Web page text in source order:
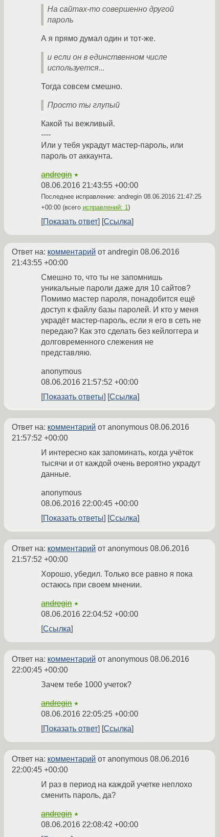
На сайтах-то совершенно другой
пароль
А я прямо думал один и тот-же.
и если он в единственном числе
используется...
Тогда совсем смешно.
Просто ты глупый
Какой ты вежливый.
----
Или у тебя украдут мастер-пароль, или
пароль от аккаунта.
andregin ★
08.06.2016 21:43:55 +00:00
Последнее исправление: andregin 08.06.2016 21:47:25
+00:00 (всего исправлений: 1)
Показать ответ Ссылка
Ответ на: комментарий от andregin 08.06.2016
21:43:55 +00:00
Смешно то, что ты не запомнишь
уникальные пароли даже для 10 сайтов?
Помимо мастер пароля, понадобится ещё
доступ к файлу базы паролей. И кто у меня
украдёт мастер-пароль, если я его в сеть не
передаю? Как это сделать без кейлоггера и
долговременного слежения не
представляю.
anonymous
08.06.2016 21:57:52 +00:00
Показать ответы
Ссылка
Ответ на: комментарий от anonymous 08.06.2016
21:57:52 +00:00
И интересно как запоминать, когда учёток
тысячи и от каждой очень вероятно украдут
данные.
anonymous
08.06.2016 22:00:45 +00:00
Показать ответы
Ссылка
Ответ на: комментарий от anonymous 08.06.2016
21:57:52 +00:00
Хорошо, убедил. Только все равно я пока
остаюсь при своем мнении.
andregin ★
08.06.2016 22:04:52 +00:00
Ссылка
Ответ на: комментарий от anonymous 08.06.2016
22:00:45 +00:00
Зачем тебе 1000 учеток?
andregin ★
08.06.2016 22:05:25 +00:00
Показать ответ
Ссылка
Ответ на: комментарий от anonymous 08.06.2016
22:00:45 +00:00
И раз в период на каждой учетке неплохо
сменить пароль, да?
andregin ★
08.06.2016 22:08:42 +00:00